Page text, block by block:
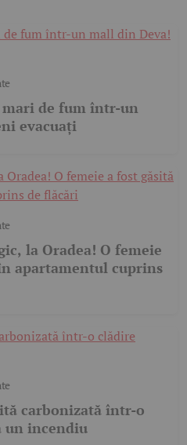
de fum într-un
evacuați
la Oradea! O femeie
apartamentul cuprins
carbonizată într-o
un incendiu